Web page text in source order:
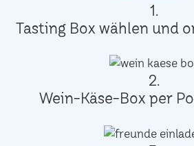
1.
Tasting Box wählen und
2.
Wein-Käse-Box per